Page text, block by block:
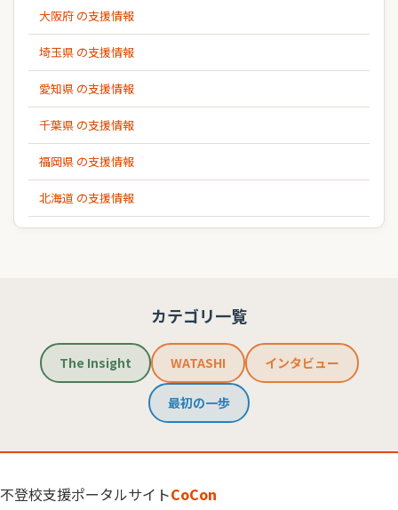
大阪府 の支援情報
埼玉県 の支援情報
愛知県 の支援情報
千葉県 の支援情報
福岡県 の支援情報
北海道 の支援情報
カテゴリ一覧
The Insight WATASHI インタビュー
最初の一歩
不登校支援ポータルサイトCoCon